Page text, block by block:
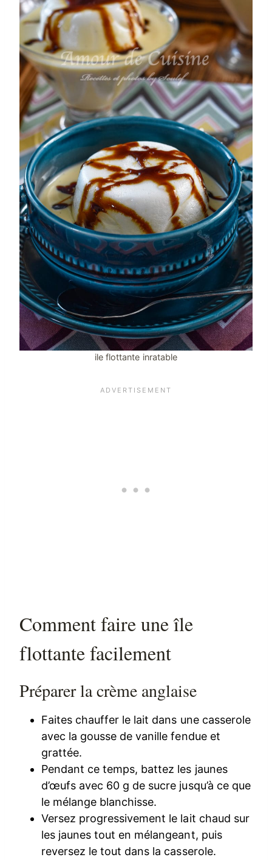
ile flottante inratable
Comment faire une île
flottante facilement
Préparer la crème anglaise
Faites chauffer le lait dans une casserole
avec la gousse de vanille fendue et
grattée.
Pendant ce temps, battez les jaunes
d’œufs avec 60 g de sucre jusqu’à ce que
le mélange blanchisse.
Versez progressivement le lait chaud sur
les jaunes tout en mélangeant, puis
reversez le tout dans la casserole.